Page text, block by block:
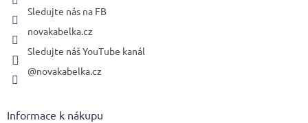
Sledujte nás na FB
novakabelka.cz
Sledujte náš YouTube kanál
@novakabelka.cz
Informace k nákupu